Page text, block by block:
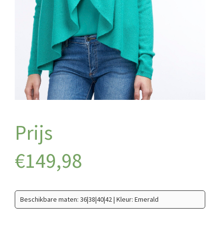
€149,98
Beschikbare maten: 36|38|40|42 | Kleur: Emerald